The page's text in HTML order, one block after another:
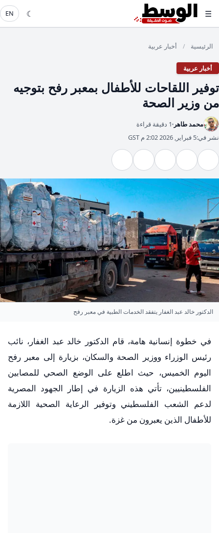
☰
☾
EN
الرئيسية / أخبار عربية
أخبار عربية
توفير اللقاحات للأطفال بمعبر رفح بتوجيه
من وزير الصحة
محمد طاهر 1 دقيقة قراءة
نشر في:5 فبراير, 2026 2:02 م GST
الدكتور خالد عبد الغفار يتفقد الخدمات الطبية في معبر رفح
في خطوة إنسانية هامة، قام الدكتور خالد عبد الغفار، نائب
رئيس الوزراء ووزير الصحة والسكان، بزيارة إلى معبر رفح
اليوم الخميس، حيث اطلع على الوضع الصحي للمصابين
الفلسطينيين، تأتي هذه الزيارة في إطار الجهود المصرية
لدعم الشعب الفلسطيني وتوفير الرعاية الصحية اللازمة
للأطفال الذين يعبرون من غزة.